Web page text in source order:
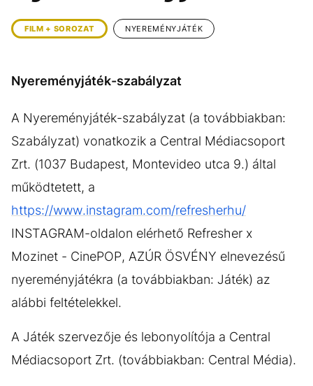
KÖZÉLET UTAZÁS
ÉLETMÓD DESIGN
VIDEÓ TÖRTÉNETEK
GASZTRO
FILM + SOROZAT NYEREMÉNYJÁTÉK
Nyereményjáték-szabályzat
A Nyereményjáték-szabályzat (a továbbiakban:
Szabályzat) vonatkozik a Central Médiacsoport
Zrt. (1037 Budapest, Montevideo utca 9.) által
működtetett, a
https://www.instagram.com/refresherhu/
INSTAGRAM-oldalon elérhető Refresher x
Mozinet - CinePOP, AZÚR ÖSVÉNY elnevezésű
nyereményjátékra (a továbbiakban: Játék) az
alábbi feltételekkel.
A Játék szervezője és lebonyolítója a Central
Médiacsoport Zrt. (továbbiakban: Central Média).